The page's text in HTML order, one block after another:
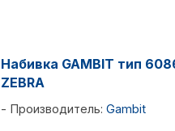
Набивка GAMBIT тип
ZEBRA
Производитель: Gambit